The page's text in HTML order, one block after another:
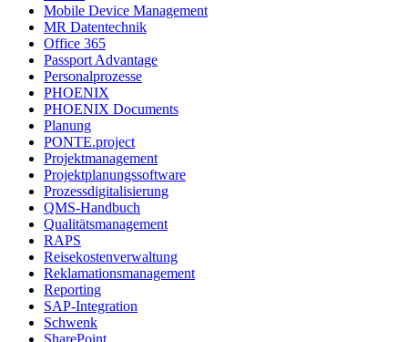
Mobile Device Management
MR Datentechnik
Office 365
Passport Advantage
Personalprozesse
PHOENIX
PHOENIX Documents
Planung
PONTE.project
Projektmanagement
Projektplanungssoftware
Prozessdigitalisierung
QMS-Handbuch
Qualitätsmanagement
RAPS
Reisekostenverwaltung
Reklamationsmanagement
Reporting
SAP-Integration
Schwenk